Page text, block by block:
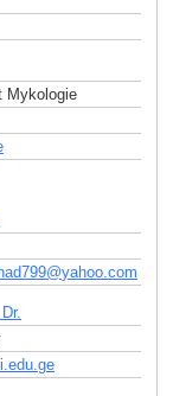
Mykologie
@yahoo com
.ge